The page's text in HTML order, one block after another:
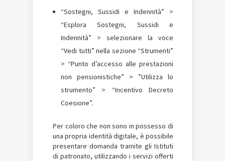
“Sostegni, Sussidi e Indennità” >
“Esplora Sostegni, Sussidi e
Indennità” > selezionare la voce
“Vedi tutti” nella sezione “Strumenti”
> “Punto d’accesso alle prestazioni
non pensionistiche” > ”Utilizza lo
strumento” > “Incentivo Decreto
Coesione”.
Per coloro che non sono in possesso di
una propria identità digitale, è possibile
presentare domanda tramite gli Istituti
di patronato, utilizzando i servizi offerti